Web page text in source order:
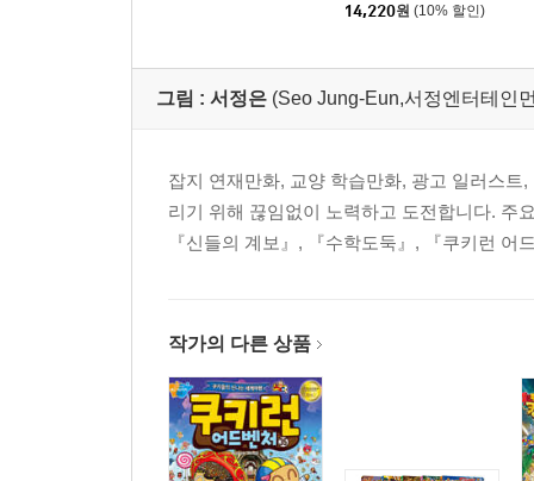
14,220원 (10% 할인)
그림 : 서정은 (Seo Jung-Eun,서정엔터테인
잡지 연재만화, 교양 학습만화, 광고 일러스
리기 위해 끊임없이 노력하고 도전합니다. 주
『신들의 계보』, 『수학도둑』, 『쿠키런
작가의 다른 상품